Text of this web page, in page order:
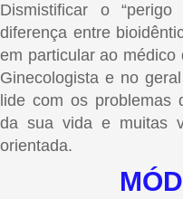
Dismistificar o
diferença entre
em particular ao
Ginecologista e no
lide com os problemas
da sua vida e muitas
orientada.